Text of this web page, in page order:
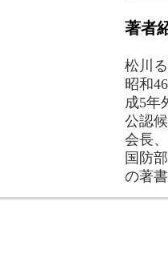
著者
松川
昭和
成5年
公認
会長
国防
の著